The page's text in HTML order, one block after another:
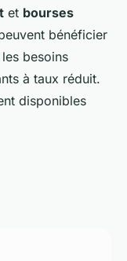
et bourses
bénéficier
besoins
à taux réduit.
disponibles